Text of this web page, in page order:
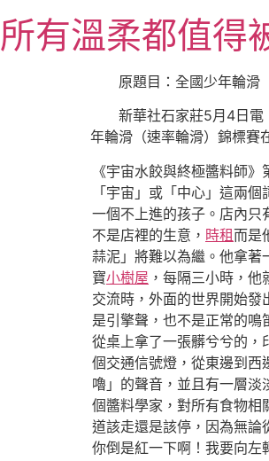
至
主所有溫柔都值得
原題目：全國少年輪滑
新華社石家莊5月4日電
年輪滑（速率輪滑）錦標賽
《宇宙水餃與終極醬料師
「宇宙」或「中心」這兩個
一個不上進的孩子。店內只
不是店裡的生意， 時租而是
蒜泥」將難以為繼。他拿著
寶小樹屋 ，每隔三小時，
交流時，外面的世界開始
是引擎聲，也不是正常的
從桌上拿了一張髒兮兮的，
個交通信號燈，從東邊到西
嚕」的聲音，並且有一層
個醬料學家，對所有食物相
道該走還是該停，因為無論
你倒是紅一下啊！我要向左